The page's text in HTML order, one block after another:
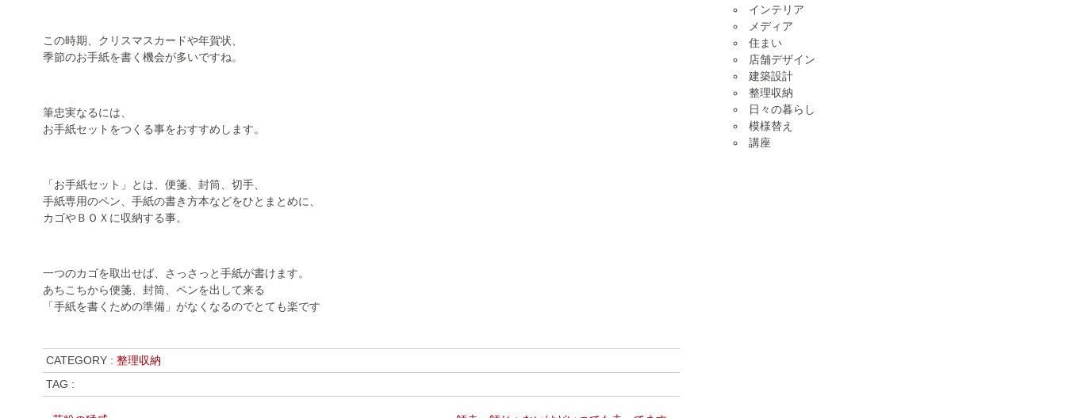
この時期、クリスマスカードや年賀状、
季節のお手紙を書く機会が多いですね。
筆忠実なるには、
お手紙セットをつくる事をおすすめします。
「お手紙セット」とは、便箋、封筒、切手、
手紙専用のペン、手紙の書き方本などをひとまとめに、
カゴやＢＯＸに収納する事。
一つのカゴを取出せば、さっさっと手紙が書けます。
あちこちから便箋、封筒、ペンを出して来る
「手紙を書くための準備」がなくなるのでとても楽です
CATEGORY : 整理収納
TAG :
インテリア
メディア
住まい
店舗デザイン
建築設計
整理収納
日々の暮らし
模様替え
講座